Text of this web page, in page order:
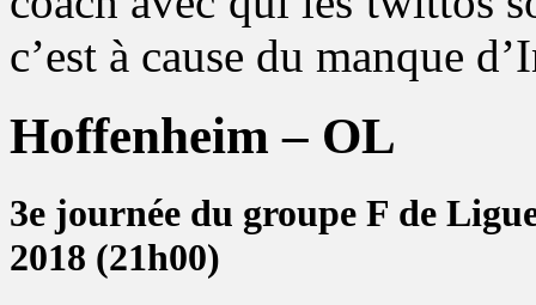
c’est à cause du manque
Hoffenheim – OL
3e journée du groupe F de
2018 (21h00)